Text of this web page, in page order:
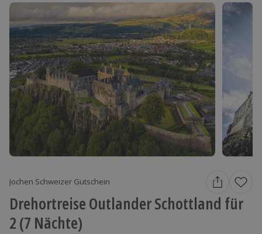
Jochen Schweizer Gutschein
Drehortreise Outlander Schottland für
2 (7 Nächte)